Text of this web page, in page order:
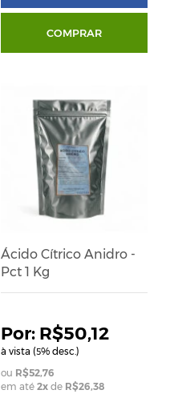
COMPRAR
Ácido Cítrico Anidro -
Pct 1 Kg
R$50,12
à vista (5% desc.)
R$52,76
em até 2xde R$26,38